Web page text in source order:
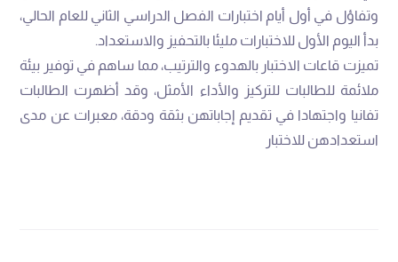
وتفاؤل في أول أيام اختبارات الفصل الدراسي الثاني للعام الحالي،
بدأ اليوم الأول للاختبارات مليئا بالتحفيز والاستعداد.
تميزت قاعات الاختبار بالهدوء والترتيب، مما ساهم في توفير بيئة
ملائمة للطالبات للتركيز والأداء الأمثل، وقد أظهرت الطالبات
تفانيا واجتهادا في تقديم إجاباتهن بثقة ودقة، معبرات عن مدى
استعدادهن للاختبار